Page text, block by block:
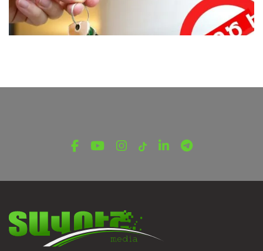
Կեղծ բնակարաններ ու
տարածվում են կեղծ առաջարկներ